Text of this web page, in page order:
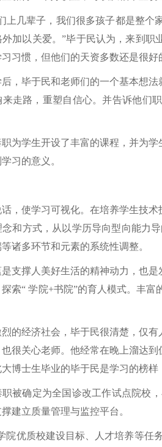
上几辈子，我们很多孩子都是整个
加以关爱。”毕于民认为，来到
习惯，但他们的天资多数还是很好
，毕于民和老师们的一个基本想
走路，重塑自信心。并告诉他们
为学生开设了丰富的课程，并为
习的意义。
，使学习可视化。在培养学生技
念和方式，从以学历导向型向能力
诸多环节和元素的系统性调整。
是支撑人美好生活的精神动力，也
探索“ 学院+书院”的育人模式。丰
的经济社会，毕于民很清楚，仅
很关心老师。他经常在晚上溜达
博士生毕业的毕于民是学习的榜样
职被确定为全国诊改工作试点院校
建立质量管理与监控平台。
院优质校建设目标、人才培养等任